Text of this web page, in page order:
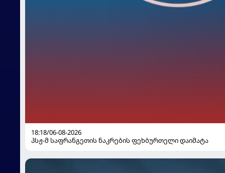
18:18/06-08-2026
პსჟ-მ საფრანგეთის ნაკრების ფეხბურთელი დაიმატა